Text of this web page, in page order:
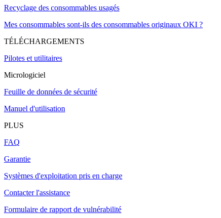
Recyclage des consommables usagés
Mes consommables sont-ils des consommables originaux OKI ?
TÉLÉCHARGEMENTS
Pilotes et utilitaires
Micrologiciel
Feuille de données de sécurité
Manuel d'utilisation
PLUS
FAQ
Garantie
Systèmes d'exploitation pris en charge
Contacter l'assistance
Formulaire de rapport de vulnérabilité